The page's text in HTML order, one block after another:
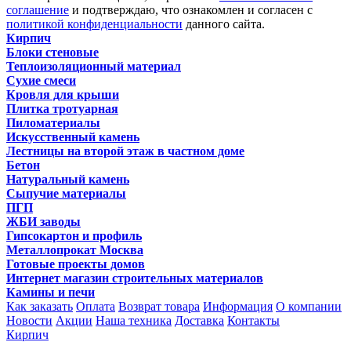
соглашение и подтверждаю, что ознакомлен и согласен с
политикой конфиденциальности данного сайта.
Кирпич
Блоки стеновые
Теплоизоляционный материал
Сухие смеси
Кровля для крыши
Плитка тротуарная
Пиломатериалы
Искусственный камень
Лестницы на второй этаж в частном доме
Бетон
Натуральный камень
Сыпучие материалы
ПГП
ЖБИ заводы
Гипсокартон и профиль
Металлопрокат Москва
Готовые проекты домов
Интернет магазин строительных материалов
Камины и печи
Как заказать Оплата Возврат товара Информация О компании
Новости Акции Наша техника Доставка Контакты
Кирпич